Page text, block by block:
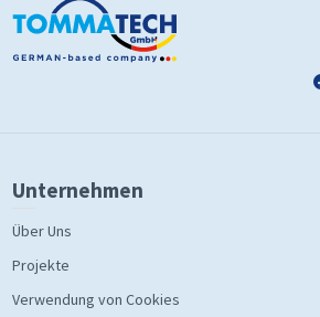
Unternehmen
Über Uns
Projekte
Verwendung von Cookies